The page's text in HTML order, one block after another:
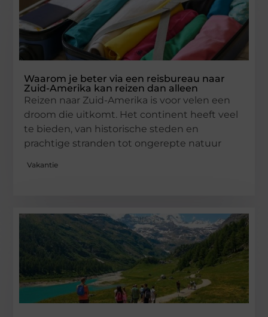
Waarom je beter via een reisbureau naar
Zuid-Amerika kan reizen dan alleen
Reizen naar Zuid-Amerika is voor velen een
droom die uitkomt. Het continent heeft veel
te bieden, van historische steden en
prachtige stranden tot ongerepte natuur
Vakantie